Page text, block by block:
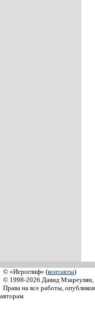
© «Иероглиф» (контакты)
© 1998-2026 Давид Мзареулян,
Права на все работы,
авторам